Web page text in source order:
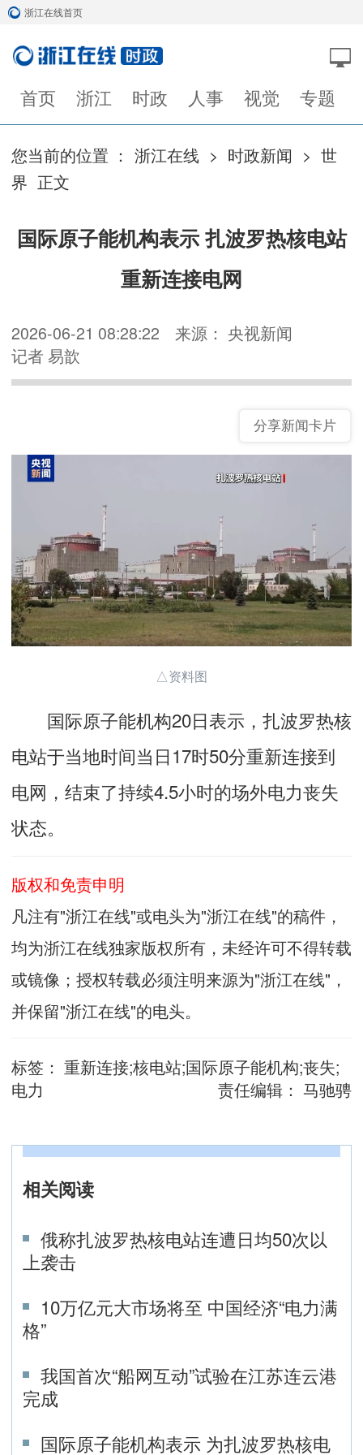
浙江在线首页
首页 浙江 时政 人事 视觉 专题
您当前的位置 ： 浙江在线 > 时政新闻 > 世
界 正文
国际原子能机构表示 扎波罗热核电站
重新连接电网
2026-06-21 08:28:22
来源： 央视新闻
记者 易歆
分享新闻卡片
△资料图
国际原子能机构20日表示，扎波罗热核
电站于当地时间当日17时50分重新连接到
电网，结束了持续4.5小时的场外电力丧失
状态。
版权和免责申明
凡注有"浙江在线"或电头为"浙江在线"的稿件，
均为浙江在线独家版权所有，未经许可不得转载
或镜像；授权转载必须注明来源为"浙江在线"，
并保留"浙江在线"的电头。
标签： 重新连接;核电站;国际原子能机构;丧失;
电力
责任编辑： 马驰骋
相关阅读
俄称扎波罗热核电站连遭日均50次以
上袭击
10万亿元大市场将至 中国经济“电力满
格”
我国首次“船网互动”试验在江苏连云港
完成
国际原子能机构表示 为扎波罗热核电